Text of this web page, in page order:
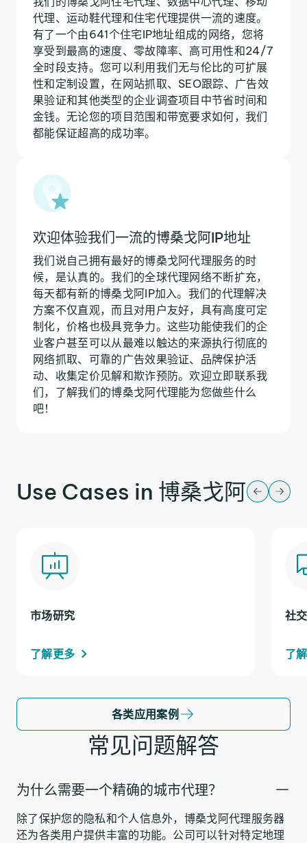
代理、运动鞋代理和住宅代理提供一流的速度。
有了一个由641个住宅IP地址组成的网络，您将
享受到最高的速度、零故障率、高可用性和24/7
全时段支持。您可以利用我们无与伦比的可扩展
性和定制设置，在网站抓取、SEO跟踪、广告效
果验证和其他类型的企业调查项目中节省时间和
金钱。无论您的项目范围和带宽要求如何，我们
都能保证超高的成功率。
欢迎体验我们一流的博桑戈阿IP地址
我们说自己拥有最好的博桑戈阿代理服务的时
候，是认真的。我们的全球代理网络不断扩充，
每天都有新的博桑戈阿IP加入。我们的代理解决
方案不仅直观，而且对用户友好，具有高度可定
制化，价格也极具竞争力。这些功能使我们的企
业客户甚至可以从最难以触达的来源执行彻底的
网络抓取、可靠的广告效果验证、品牌保护活
动、收集定价见解和欺诈预防。欢迎立即联系我
们，了解我们的博桑戈阿代理能为您做些什么
吧！
Use Cases in 博桑戈阿
市场研究
了解更多
社
了
各类应用案例
常见问题解答
为什么需要一个精确的城市代理？
除了保护您的隐私和个人信息外，博桑戈阿代理服务器
还为各类用户提供丰富的功能。公司可以针对特定地理